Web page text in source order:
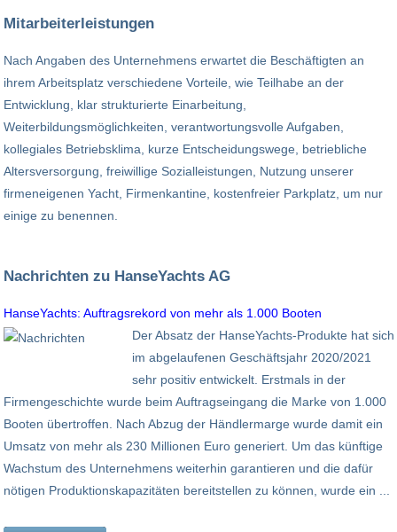
Mitarbeiterleistungen
Nach Angaben des Unternehmens erwartet die Beschäftigten an
ihrem Arbeitsplatz verschiedene Vorteile, wie Teilhabe an der
Entwicklung, klar strukturierte Einarbeitung,
Weiterbildungsmöglichkeiten, verantwortungsvolle Aufgaben,
kollegiales Betriebsklima, kurze Entscheidungswege, betriebliche
Altersversorgung, freiwillige Sozialleistungen, Nutzung unserer
firmeneigenen Yacht, Firmenkantine, kostenfreier Parkplatz, um nur
einige zu benennen.
Nachrichten zu HanseYachts AG
HanseYachts: Auftragsrekord von mehr als 1.000 Booten
Der Absatz der HanseYachts-Produkte hat sich
im abgelaufenen Geschäftsjahr 2020/2021
sehr positiv entwickelt. Erstmals in der
Firmengeschichte wurde beim Auftragseingang die Marke von 1.000
Booten übertroffen. Nach Abzug der Händlermarge wurde damit ein
Umsatz von mehr als 230 Millionen Euro generiert. Um das künftige
Wachstum des Unternehmens weiterhin garantieren und die dafür
nötigen Produktionskapazitäten bereitstellen zu können, wurde ein ...